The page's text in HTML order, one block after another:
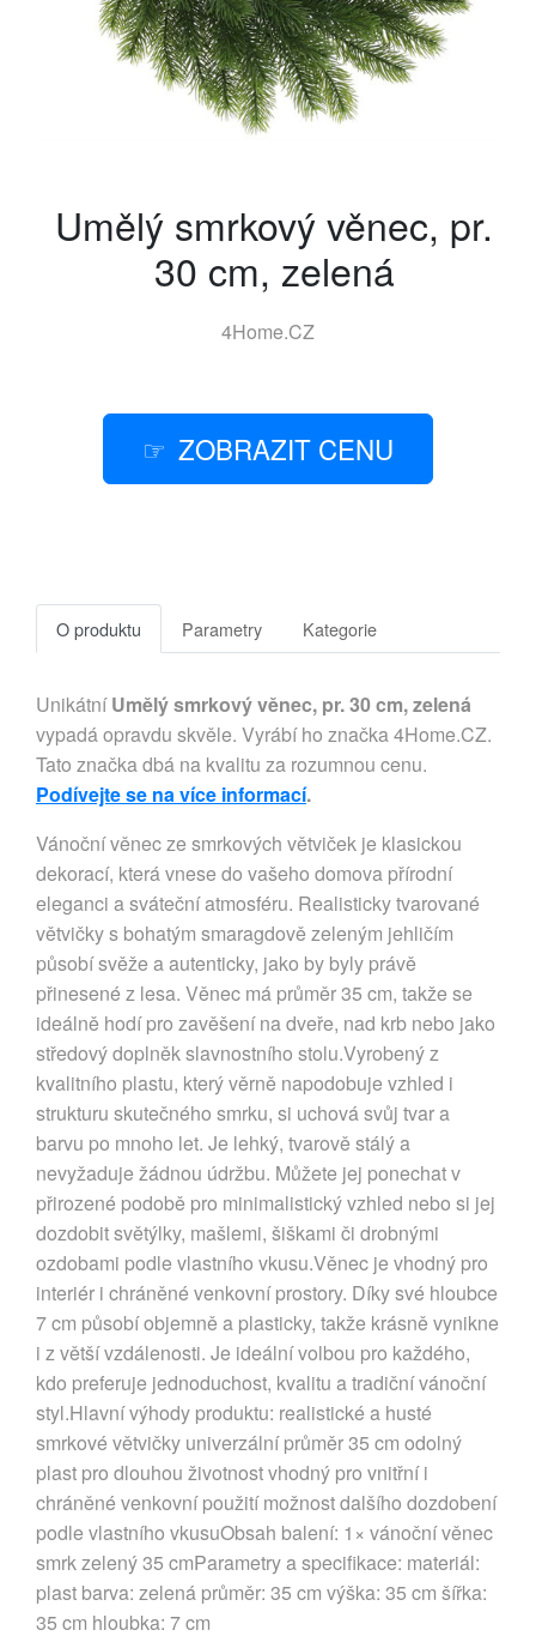
Umělý smrkový věnec, pr.
30 cm, zelená
4Home.CZ
ZOBRAZIT CENU
O produktu Parametry Kategorie
UnikátníUmělý smrkový věnec, pr. 30 cm, zelená
vypadá opravdu skvěle. Vyrábí ho značka 4Home.CZ.
Tato značka dbá na kvalitu za rozumnou cenu.
Podívejte se na více informací.
Vánoční věnec ze smrkových větviček je klasickou
dekorací, která vnese do vašeho domova přírodní
eleganci a sváteční atmosféru. Realisticky tvarované
větvičky s bohatým smaragdově zeleným jehličím
působí svěže a autenticky, jako by byly právě
přinesené z lesa. Věnec má průměr 35 cm, takže se
ideálně hodí pro zavěšení na dveře, nad krb nebo jako
středový doplněk slavnostního stolu.Vyrobený z
kvalitního plastu, který věrně napodobuje vzhled i
strukturu skutečného smrku, si uchová svůj tvar a
barvu po mnoho let. Je lehký, tvarově stálý a
nevyžaduje žádnou údržbu. Můžete jej ponechat v
přirozené podobě pro minimalistický vzhled nebo si jej
dozdobit světýlky, mašlemi, šiškami či drobnými
ozdobami podle vlastního vkusu.Věnec je vhodný pro
interiér i chráněné venkovní prostory. Díky své hloubce
7 cm působí objemně a plasticky, takže krásně vynikne
i z větší vzdálenosti. Je ideální volbou pro každého,
kdo preferuje jednoduchost, kvalitu a tradiční vánoční
styl.Hlavní výhody produktu: realistické a husté
smrkové větvičky univerzální průměr 35 cm odolný
plast pro dlouhou životnost vhodný pro vnitřní i
chráněné venkovní použití možnost dalšího dozdobení
podle vlastního vkusuObsah balení: 1× vánoční věnec
smrk zelený 35 cmParametry a specifikace: materiál:
plast barva: zelená průměr: 35 cm výška: 35 cm šířka:
35 cm hloubka: 7 cm